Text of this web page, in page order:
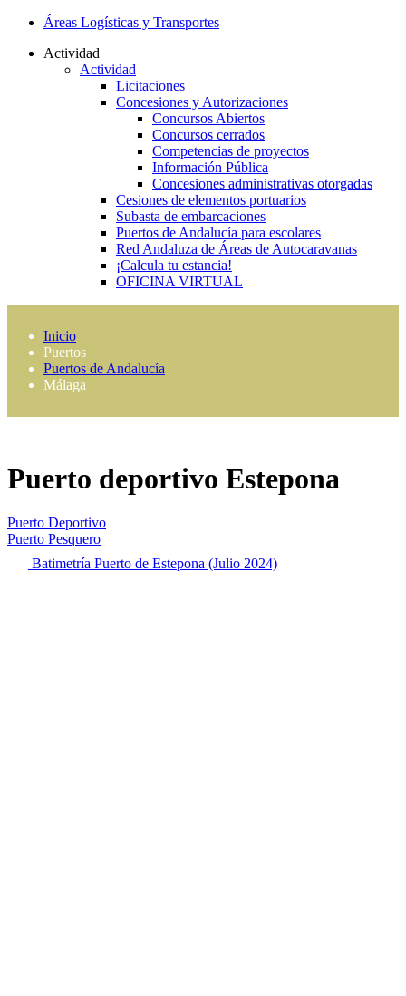
Áreas Logísticas y Transportes
Actividad
Actividad
Licitaciones
Concesiones y Autorizaciones
Concursos Abiertos
Concursos cerrados
Competencias de proyectos
Información Pública
Concesiones administrativas otorgadas
Cesiones de elementos portuarios
Subasta de embarcaciones
Puertos de Andalucía para escolares
Red Andaluza de Áreas de Autocaravanas
¡Calcula tu estancia!
OFICINA VIRTUAL
Inicio
Puertos
Puertos de Andalucía
Málaga
Puerto deportivo Estepona
Puerto Deportivo
Puerto Pesquero
Batimetría Puerto de Estepona (Julio 2024)